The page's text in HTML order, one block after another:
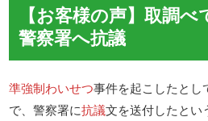
【お客様の声】取調
警察署へ抗議
準強制わいせつ事件を起こしたとし
で、警察署に抗議文を送付したとい